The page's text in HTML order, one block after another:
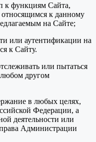
к функциям Сайта,
к данному
на Сайте;
или аутентификации на
к Сайту.
или пытаться
другом
в любых целях,
Федерации, а
деятельности или
Администрации